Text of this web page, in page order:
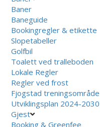
Baner
Baneguide
Bookingregler & etikette
Slopetabeller
Golfbil
Toalett ved tralleboden
Lokale Regler
Regler ved frost
Fjogstad treningsområde
Utviklingsplan 2024-2030
Gjest
Booking & Greenfee